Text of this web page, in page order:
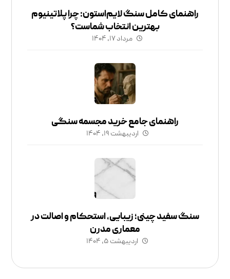
راهنمای کامل سنگ لایم‌استون: چرا پلاتینیوم
بهترین انتخاب شماست؟
مرداد ۱۷, ۱۴۰۴
راهنمای جامع خرید مجسمه سنگی
اردیبهشت ۱۹, ۱۴۰۴
سنگ سفید چینی؛ زیبایی، استحکام و اصالت در
معماری مدرن
اردیبهشت ۵, ۱۴۰۴